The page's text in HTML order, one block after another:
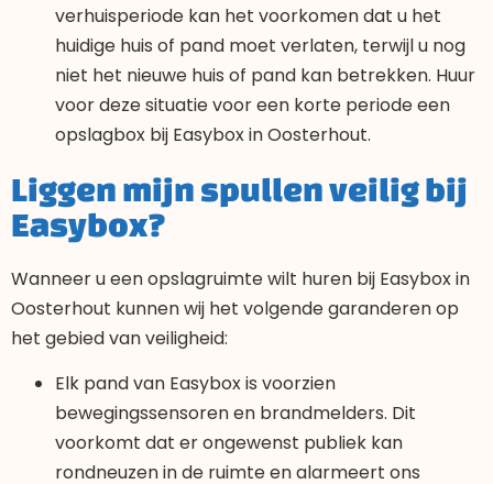
verhuisperiode kan het voorkomen dat u het
huidige huis of pand moet verlaten, terwijl u nog
niet het nieuwe huis of pand kan betrekken. Huur
voor deze situatie voor een korte periode een
opslagbox bij Easybox in Oosterhout.
Liggen mijn spullen veilig bij
Easybox?
Wanneer u een opslagruimte wilt huren bij Easybox in
Oosterhout kunnen wij het volgende garanderen op
het gebied van veiligheid:
Elk pand van Easybox is voorzien
bewegingssensoren en brandmelders. Dit
voorkomt dat er ongewenst publiek kan
rondneuzen in de ruimte en alarmeert ons